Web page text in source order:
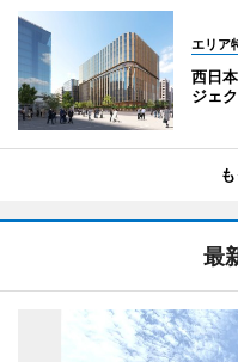
エリア
西日
ジェ
最